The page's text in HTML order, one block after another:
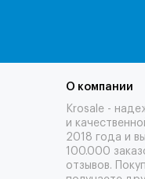
О компании
Krosale -
и
2018 года и
100.000
отзывов.